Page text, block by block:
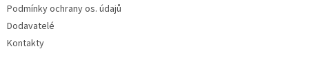
Podmínky ochrany os. údajů
Dodavatelé
Kontakty